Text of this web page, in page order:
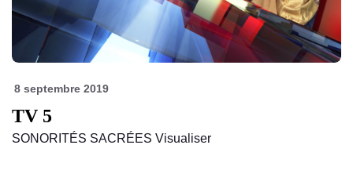
8 septembre 2019
TV 5
SONORITÉS SACRÉES Visualiser